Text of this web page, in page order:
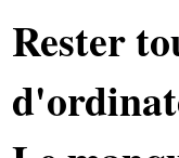
Rester